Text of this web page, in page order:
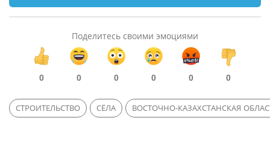
Поделитесь своими эмоциями
0 0 0 0 0 0
СТРОИТЕЛЬСТВО СЁЛА ВОСТОЧНО-КАЗАХСТАНСКАЯ